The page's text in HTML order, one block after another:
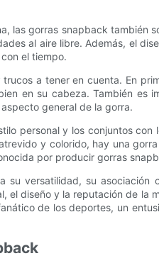
las gorras snapback
al aire libre. Además, el
el tiempo.
a tener en cuenta. En
en su cabeza. También
general de la gorra.
personal y los conjuntos
y colorido, hay una
por producir gorras
su versatilidad, su
diseño y la reputación de
de los deportes, un